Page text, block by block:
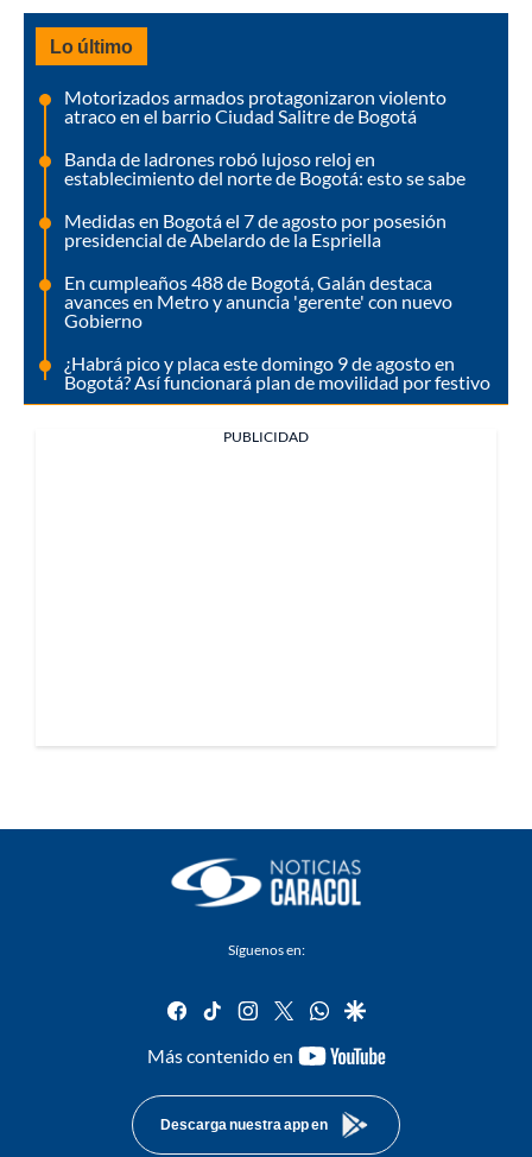
Lo último
Motorizados armados protagonizaron violento
atraco en el barrio Ciudad Salitre de Bogotá
Banda de ladrones robó lujoso reloj en
establecimiento del norte de Bogotá: esto se sabe
Medidas en Bogotá el 7 de agosto por posesión
presidencial de Abelardo de la Espriella
En cumpleaños 488 de Bogotá, Galán destaca
avances en Metro y anuncia 'gerente' con nuevo
Gobierno
¿Habrá pico y placa este domingo 9 de agosto en
Bogotá? Así funcionará plan de movilidad por festivo
PUBLICIDAD
Síguenos en:
facebook
tiktok instagram
twitterwhatsapp
google
Más contenido en
youtube-
Descarga nuestra app en